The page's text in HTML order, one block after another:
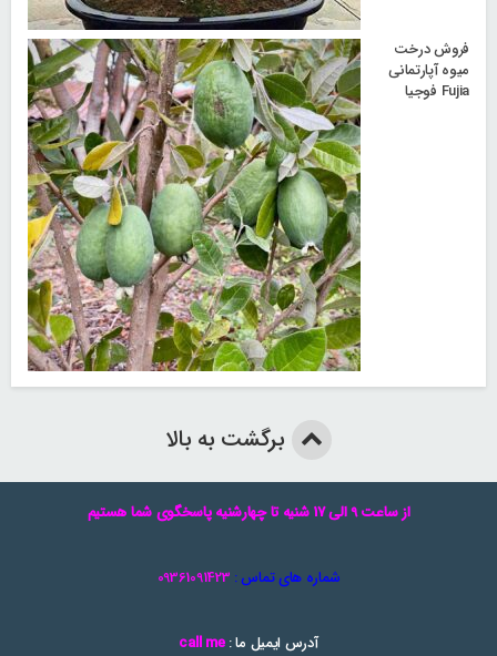
فروش درخت
میوه آپارتمانی
Fujia فوجیا
برگشت به بالا
از ساعت 9 الی 17 شنیه تا چهارشنیه پاسخگوی شما هستیم
شماره های تماس : 09361091423
آدرس ایمیل ما :call me